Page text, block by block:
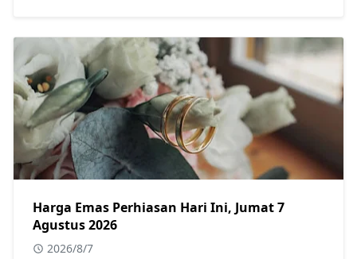
Harga Emas Perhiasan Hari Ini, Jumat 7
Agustus 2026
2026/8/7